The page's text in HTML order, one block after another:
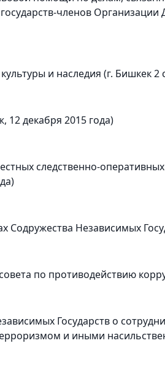
членов
и наследия (г. Бишкек 2
декабря 2015 года)
следственно-
Независимых
по противодействию
Государств о
и иными